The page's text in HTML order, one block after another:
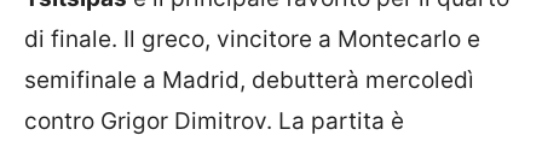
di finale. Il greco, vincitore a Montecarlo e
semifinale a Madrid, debutterà mercoledì
contro Grigor Dimitrov. La partita è